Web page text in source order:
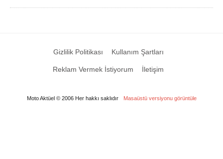
Gizlilik Politikası Kullanım Şartları
Reklam Vermek İstiyorum İletişim
Moto Aktüel © 2006 Her hakkı saklıdır Masaüstü versiyonu görüntüle